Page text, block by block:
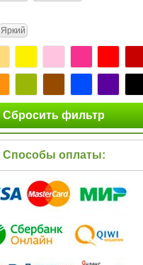
Яркий
Сбросить фильтр
Способы оплаты: